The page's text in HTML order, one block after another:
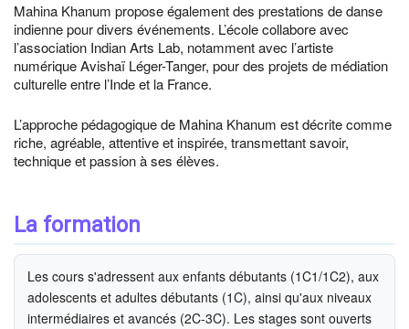
Mahina Khanum propose également des prestations de danse
indienne pour divers événements. L’école collabore avec
l’association Indian Arts Lab, notamment avec l’artiste
numérique Avishaï Léger-Tanger, pour des projets de médiation
culturelle entre l’Inde et la France.
L’approche pédagogique de Mahina Khanum est décrite comme
riche, agréable, attentive et inspirée, transmettant savoir,
technique et passion à ses élèves.
La formation
Les cours s'adressent aux enfants débutants (1C1/1C2), aux
adolescents et adultes débutants (1C), ainsi qu'aux niveaux
intermédiaires et avancés (2C-3C). Les stages sont ouverts